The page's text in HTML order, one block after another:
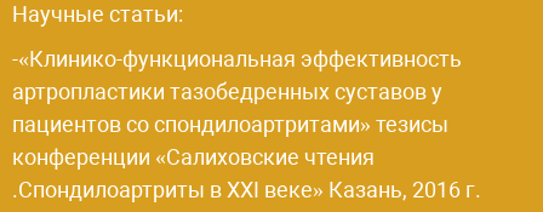
Научные статьи:
-«Клинико-функциональная эффективность
артропластики тазобедренных суставов у
пациентов со спондилоартритами» тезисы
конференции «Салиховские чтения
.Спондилоартриты в XXI веке» Казань, 2016 г.